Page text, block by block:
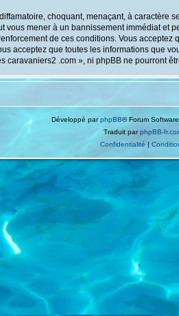
choquant, menaçant, à
mener à un bannissement immédiat et
de ces conditions. Vous
acceptez que toutes les informations que
caravaniers2 .com », ni phpBB ne pourront
Développé parphpBB® Forum
Traduit parphpBB-
Confidentialité |